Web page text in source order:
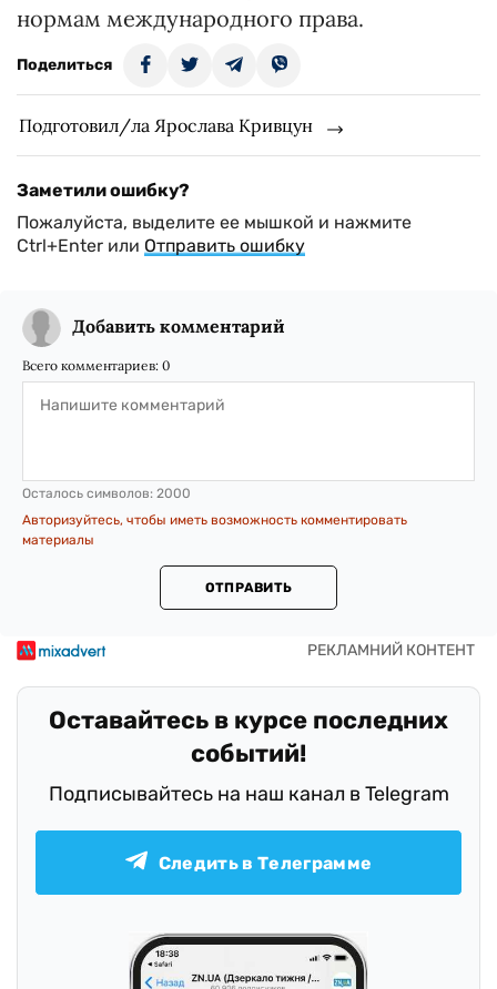
нормам международного права.
Поделиться
Подготовил/ла Ярослава Кривцун
Заметили ошибку?
Пожалуйста, выделите ее мышкой и нажмите
Ctrl+Enter или Отправить ошибку
Добавить комментарий
Всего комментариев: 0
Осталось символов: 2000
Авторизуйтесь, чтобы иметь возможность комментировать
материалы
ОТПРАВИТЬ
Оставайтесь в курсе последних
событий!
Подписывайтесь на наш канал в Telegram
Следить в Телеграмме